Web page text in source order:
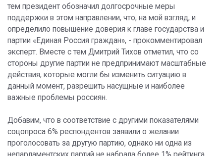
тем президент обозначил долгосрочные меры
поддержки в этом направлении, что, на мой взгляд, и
определило повышение доверия к главе государства и
партии «Единая Россия граждан», - прокомментировал
эксперт. Вместе с тем Дмитрий Тихов отметил, что со
стороны другие партии не предпринимают масштабные
действия, которые могли бы изменить ситуацию в
данный момент, разрешить насущные и наиболее
важные проблемы россиян.
Добавим, что в соответствие с другими показателями
соцопроса 6% респондентов заявили о желании
проголосовать за другую партию, однако ни одна из